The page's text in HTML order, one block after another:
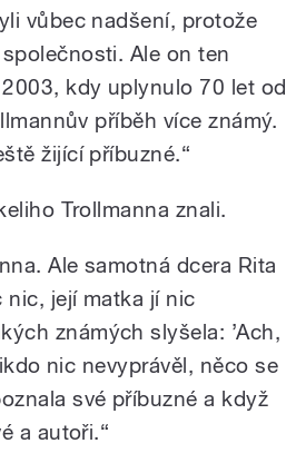
vůbec nadšení, protože
Ale on ten
kdy uplynulo 70 let od
příběh více známý.
žijící příbuzné.“
Trollmanna znali.
Ale samotná dcera Rita
nic, její matka jí nic
známých slyšela: ’Ach,
nic nevyprávěl, něco se
své příbuzné a když
a autoři.“